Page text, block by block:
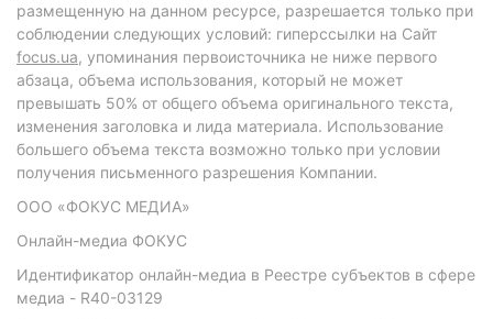
размещенную на данном ресурсе, разрешается только при
соблюдении следующих условий: гиперссылки на Сайт
focus.ua, упоминания первоисточника не ниже первого
абзаца, объема использования, который не может
превышать 50% от общего объема оригинального текста,
изменения заголовка и лида материала. Использование
большего объема текста возможно только при условии
получения письменного разрешения Компании.
ООО «ФОКУС МЕДИА»
Онлайн-медиа ФОКУС
Идентификатор онлайн-медиа в Реестре субъектов в сфере
медиа - R40-03129